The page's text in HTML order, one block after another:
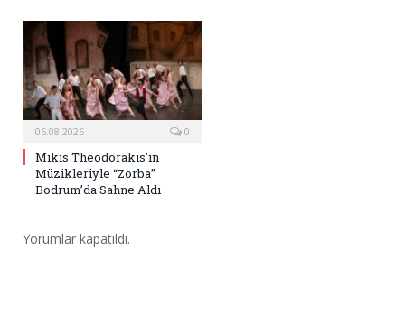
06.08.2026 0
Mikis Theodorakis’in
Müzikleriyle “Zorba”
Bodrum’da Sahne Aldı
Yorumlar kapatıldı.